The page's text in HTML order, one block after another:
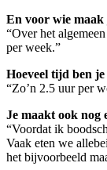
En voor wie maak
“Over het
per week.”
Hoeveel tijd ben
“Zo’n 2.5 uur per
Je maakt ook nog
“Voordat ik
Vaak eten we
het bijvoorbeeld